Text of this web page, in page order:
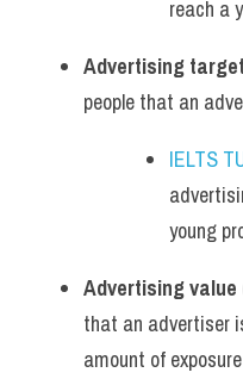
reach a
Advertising target
people that an
IELTS
young
Advertising value
that an advertiser
amount of